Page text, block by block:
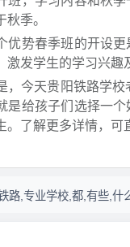
季。
势春季班的开设更
激发学生的学习兴趣
天贵阳铁路学校
是给孩子们选择一
。了解更多详情，
路,专业学校,都,有些,什